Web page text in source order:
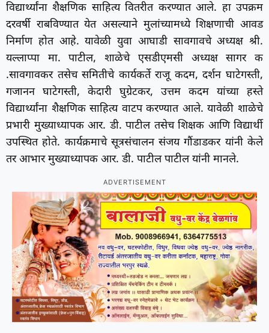
विद्यार्थ्यांना शैक्षणिक साहित्य वितरीत करण्यात आले. हा उपक्रम
दरवर्षी राबविण्यात येत असल्याने मुलांच्यामध्ये शिक्षणाची आवड
निर्माण होत आहे. यावेळी युवा आघाडी सावगावचे अध्यक्ष श्री.
यल्लाप्पा मा. पाटील, शाळेचे एसडीएमसी अध्यक्ष सागर क
.सावगावकर तसेच समितीचे कार्यकर्ते राजू कदम, दर्शन घाटेगस्ती,
गजानन घाटेगस्ती, केदारी घुग्रेटकर, उत्तम कदम यांच्या हस्ते
विद्यार्थ्यांना शैक्षणिक साहित्य वाटप करण्यात आले. यावेळी शाळेचे
प्रभारी मुख्याध्यापक आर. डी. पाटील तसेच शिक्षक आणि विद्यार्थी
उपस्थित होते. कार्यक्रमाचे सूत्रसंचालन संजय गौंडाडकर यांनी केले
तर आभार मुख्याध्यापक आर. डी. पाटील पाटील यांनी मानले.
ADVERTISEMENT